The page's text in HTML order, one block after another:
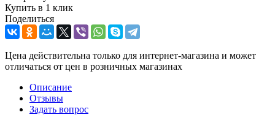
Купить в 1 клик
Поделиться
Цена действительна только для интернет-магазина и может
отличаться от цен в розничных магазинах
Описание
Отзывы
Задать вопрос